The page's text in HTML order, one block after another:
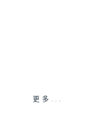
之夜》安排在每
劇、潮劇、越劇
望能令廣大聽眾
更多...